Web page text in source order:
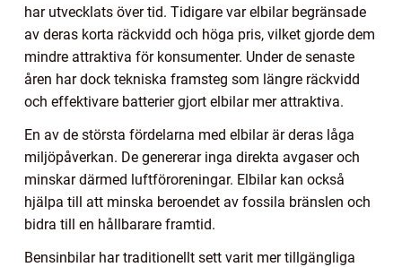
har utvecklats över tid. Tidigare var elbilar begränsade
av deras korta räckvidd och höga pris, vilket gjorde dem
mindre attraktiva för konsumenter. Under de senaste
åren har dock tekniska framsteg som längre räckvidd
och effektivare batterier gjort elbilar mer attraktiva.
En av de största fördelarna med elbilar är deras låga
miljöpåverkan. De genererar inga direkta avgaser och
minskar därmed luftföroreningar. Elbilar kan också
hjälpa till att minska beroendet av fossila bränslen och
bidra till en hållbarare framtid.
Bensinbilar har traditionellt sett varit mer tillgängliga